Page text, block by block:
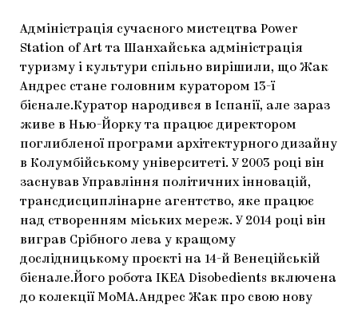
КОЛЕКЦІЇ
АРТЦЕНТРИ
КОНСПЕКТИ
КНИЖКИ І ЖУРНАЛИ
ЗАПАЛЕННЯ
ЯК ПІДТРИМУВАТИ УКРАЇНСЬКЕ МИСТЕЦТВО
МАРІУПОЛЬСЬКІ МАРГІНАЛІЇ
CARPATHIAN CULT ПРО РІЗДВЯНІ СВЯТА
КРАМНИЦЯ
Адміністрація сучасного мистецтва Power
Station of Art та Шанхайська адміністрація
туризму і культури спільно вирішили, що Жак
Андрес стане головним куратором 13-ї
бієнале.Куратор народився в Іспанії, але зараз
живе в Нью-Йорку та працює директором
поглибленої програми архітектурного дизайну
в Колумбійському університеті. У 2003 році він
заснував Управління політичних інновацій,
трансдисциплінарне агентство, яке працює
над створенням міських мереж. У 2014 році він
виграв Срібного лева у кращому
дослідницькому проєкті на 14-й Венеційській
бієнале.Його робота IKEA Disobedients включена
до колекції МоМА.Андрес Жак про свою нову